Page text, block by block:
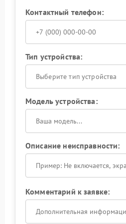
Контактный телефон:
Тип устройства:
Выберите тип устройства
Модель устройства:
Описание неисправности:
Комментарий к заявке: